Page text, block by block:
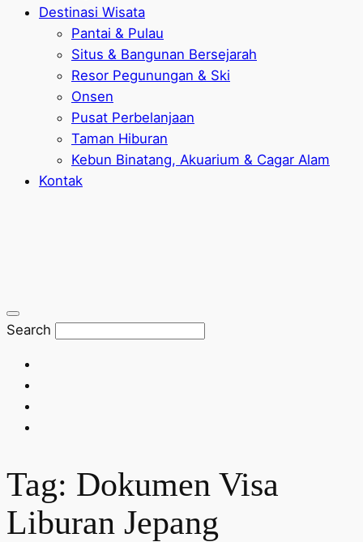
Destinasi Wisata
Pantai & Pulau
Situs & Bangunan Bersejarah
Resor Pegunungan & Ski
Onsen
Pusat Perbelanjaan
Taman Hiburan
Kebun Binatang, Akuarium & Cagar Alam
Kontak
Search
Tag: Dokumen Visa
Liburan Jepang